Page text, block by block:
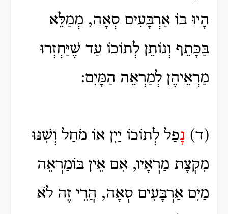
הָיוּ בוֹ אַרְבָּעִים סְאָה, מְמַלֵּא
בַּכָּתֵף וְנוֹתֵן לְתוֹכוֹ עַד שֶׁיַּחְזְרוּ
מַרְאֵיהֶן לְמַרְאֵה הַמָּיִם:
(ד) נָפַל לְתוֹכוֹ יַיִן אוֹ מֹחַל וְשִׁנּוּ
מִקְצָת מַרְאָיו, אִם אֵין בּוֹמַרְאֵה
מַיִם אַרְבָּעִים סְאָה, הֲרֵי זֶה לֹא